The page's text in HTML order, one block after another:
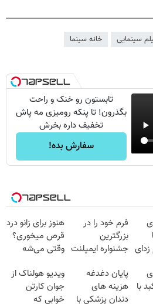
سینمایی خانه سینما
تابستون رو خنک و راحت
بگذرون! تا پنکه رومیزی مه پاش
تخفیف داره بخرش
سفارش بده!
فرم خود را در
بزرگترین
جشنواره ایمپلنت
فقط ۲۵ میلیون
هنوز برای زانو درد
قرص میخوری؟
وقتی می‌شه
درمانش کرد؟؟؟؟
با
پایان دغدغه
هزینه های
دندان پزشکی با
ویدیو هولناک از
جوان کارتن
خوابی که